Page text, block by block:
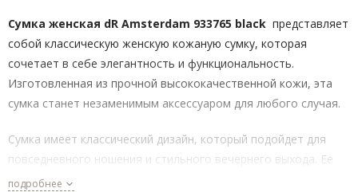
Сумка женская dR Amsterdam 933765 black представляет
собой классическую женскую кожаную сумку, которая
сочетает в себе элегантность и функциональность.
Изготовленная из прочной высококачественной кожи, эта
сумка станет незаменимым аксессуаром для любого случая.
Сумка имеет классический дизайн, который подойдет для
повседневного ношения и стильного вечернего выхода. Ее
размеры составляют 30 см в длину, 15 см в ширину и 30 см в
подробнее